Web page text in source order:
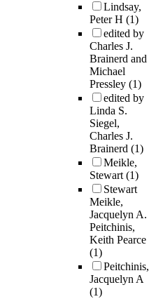
Lindsay,
Peter H (1)
edited by
Charles J.
Brainerd and
Michael
Pressley (1)
edited by
Linda S.
Siegel,
Charles J.
Brainerd (1)
Meikle,
Stewart(1)
Stewart
Meikle,
Jacquelyn A.
Peitchinis,
Keith Pearce
(1)
Peitchinis,
Jacquelyn A
(1)